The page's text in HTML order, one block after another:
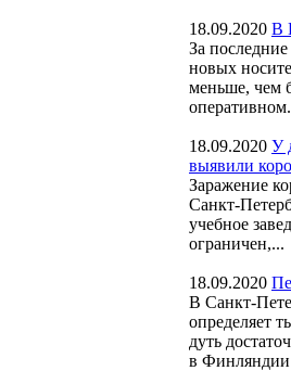
18.09.2020 В
За
новых
меньше, чем
18.09.2020 У
выявили
Заражение
Санкт-
учебное
ограничен,...
18.09.2020
В Санкт-
определяет
дуть
в